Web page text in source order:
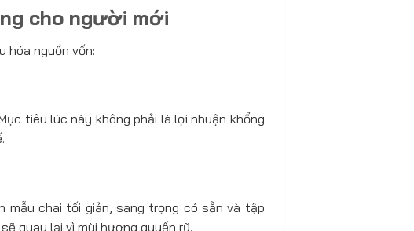
cho người mới
hóa nguồn vốn:
tiêu lúc này không phải là lợi nhuận khổng
mẫu chai tối giản, sang trọng có sẵn và tập
quay lại vì mùi hương quyến rũ.